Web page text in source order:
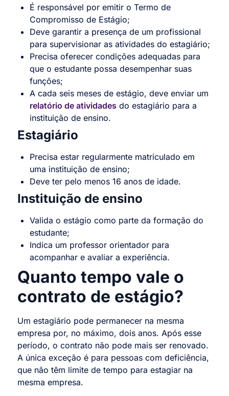
É responsável por emitir o Termo de
Compromisso de Estágio;
Deve garantir a presença de um profissional
para supervisionar as atividades do estagiário;
Precisa oferecer condições adequadas para
que o estudante possa desempenhar suas
funções;
A cada seis meses de estágio, deve enviar um
relatório de atividades do estagiário para a
instituição de ensino.
Estagiário
Precisa estar regularmente matriculado em
uma instituição de ensino;
Deve ter pelo menos 16 anos de idade.
Instituição de ensino
Valida o estágio como parte da formação do
estudante;
Indica um professor orientador para
acompanhar e avaliar a experiência.
Quanto tempo vale o
contrato de estágio?
Um estagiário pode permanecer na mesma
empresa por, no máximo, dois anos. Após esse
período, o contrato não pode mais ser renovado.
A única exceção é para pessoas com deficiência,
que não têm limite de tempo para estagiar na
mesma empresa.